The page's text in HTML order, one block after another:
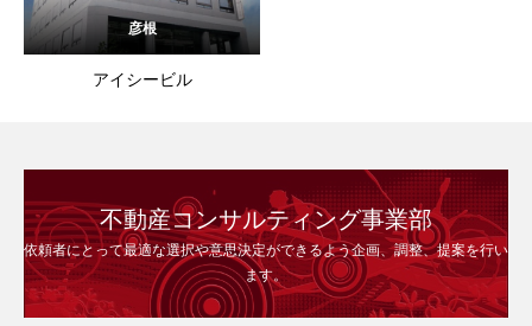
彦根
アイシービル
不動産コンサルティング事業部
依頼者にとって最適な選択や意思決定ができるよう企画、調整、提案を行い
ます。